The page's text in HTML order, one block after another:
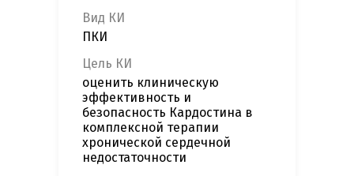
Вид КИ
ПКИ
Цель КИ
оценить клиническую
эффективность и
безопасность Кардостина в
комплексной терапии
хронической сердечной
недостаточности